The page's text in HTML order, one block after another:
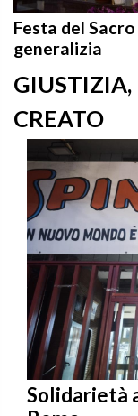
Festa del
generalizia
GIUSTIZIA,
CREATO
Solidarietà